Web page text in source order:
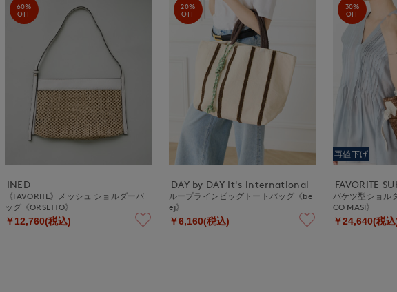
60%
OFF
INED
《FAVORITE》メッシュ ショルダーバ
ッグ《ORSETTO》
￥12,760(税込)
20%
OFF
DAY by DAY It's international
ループラインビッグトートバッグ《be
ej》
￥6,160(税込)
30%
OFF
再値下げ
FAVORITE
バケツ型ショル
CO MASI》
￥24,640(税込